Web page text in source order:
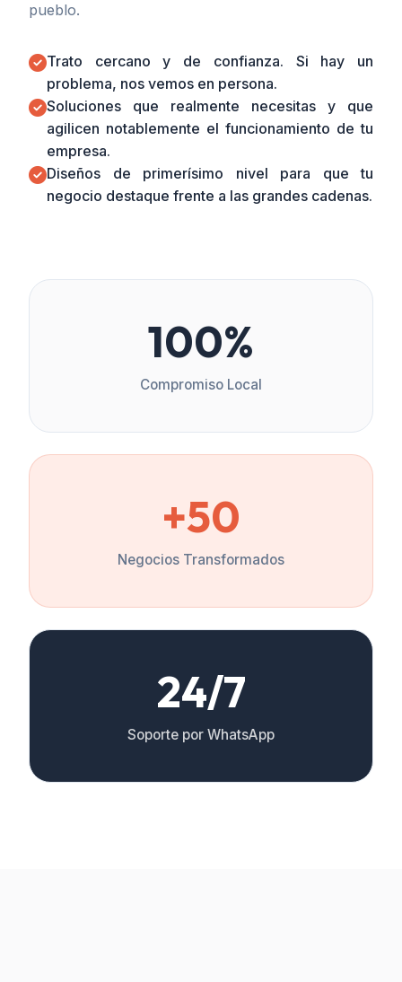
pueblo.
Trato cercano y de confianza. Si hay un
problema, nos vemos en persona.
Soluciones que realmente necesitas y que
agilicen notablemente el funcionamiento de tu
empresa.
Diseños de primerísimo nivel para que tu
negocio destaque frente a las grandes cadenas.
100%
Compromiso Local
+50
Negocios Transformados
24/7
Soporte por WhatsApp